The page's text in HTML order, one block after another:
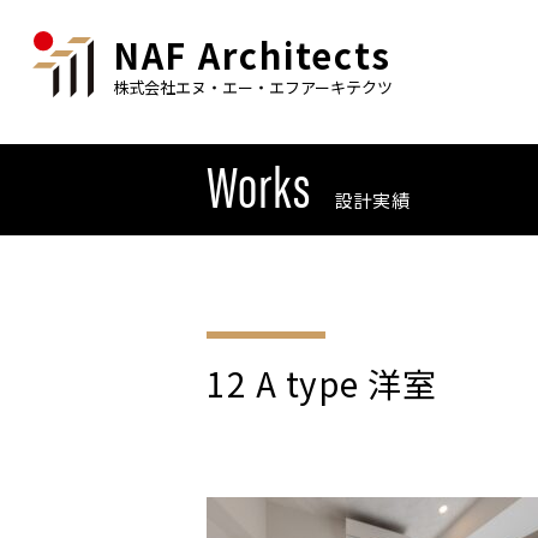
NAF Architects
株式会社エヌ・エー・エフアーキテクツ
Works 設計実績
12 A type 洋室